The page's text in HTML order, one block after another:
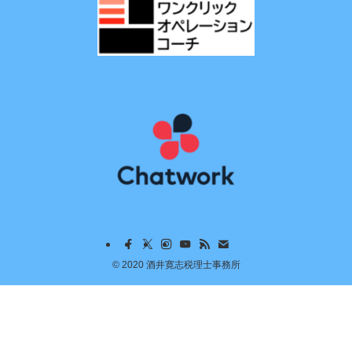
©2020 酒井寛志税理士事務所